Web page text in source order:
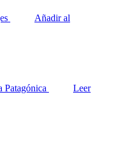
Añadir al
Leer